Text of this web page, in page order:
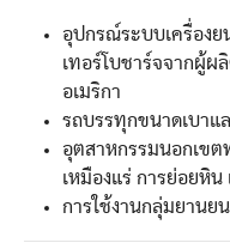
อุปกรณ์ระบบเครื่องย
เทอร์โบชาร์จจากผู้ผ
อเมริกา
รถบรรทุกขนาดเบา
อุตสาหกรรมนอกเขต
เหมืองแร่ การย่อยหิน
การใช้งานกลุ่มยานย